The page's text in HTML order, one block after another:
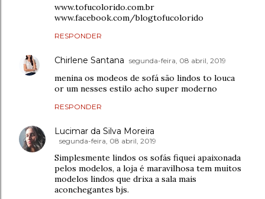
www.tofucolorido.com.br
www.facebook.com/blogtofucolorido
RESPONDER
Chirlene Santana segunda-feira, 08 abril, 2019
menina os modeos de sofá são lindos to louca
or um nesses estilo acho super moderno
RESPONDER
Lucimar da Silva Moreira
segunda-feira, 08 abril, 2019
Simplesmente lindos os sofás fiquei apaixonada
pelos modelos, a loja é maravilhosa tem muitos
modelos lindos que drixa a sala mais
aconchegantes bjs.